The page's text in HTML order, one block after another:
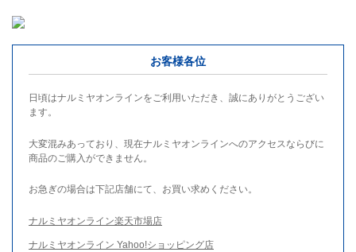
お客様各位
日頃はナルミヤオンラインをご利用いただき、誠にありがとうござい
ます。
大変混みあっており、現在ナルミヤオンラインへのアクセスならびに
商品のご購入ができません。
お急ぎの場合は下記店舗にて、お買い求めください。
ナルミヤオンライン楽天市場店
ナルミヤオンライン Yahoo!ショッピング店